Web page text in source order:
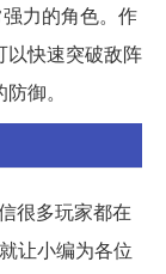
力的角色。作
以快速突破敌阵
御。
很多玩家都在
让小编为各位